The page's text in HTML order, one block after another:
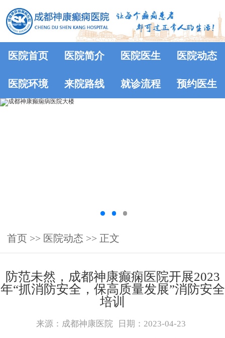
医院首页 医院简介 医院医生 医院动态
医院环境 来院路线 就诊流程 预约医生
首页 >> 医院动态 >> 正文
防范未然，成都神康癫痫医院开展2023
年“抓消防安全，保高质量发展”消防安全
培训
来源：成都神康医院 日期：2023-04-23